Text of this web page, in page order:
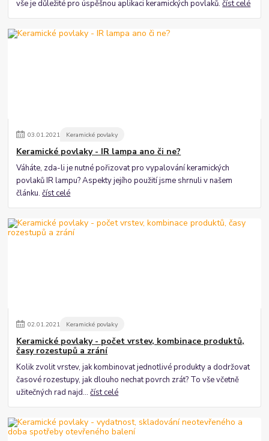
vše je důležité pro úspěšnou aplikaci keramických povlaků.číst celé
03.01.2021 Keramické povlaky
Keramické povlaky - IR lampa ano či ne?
Váháte, zda-li je nutné pořizovat pro vypalování keramických
povlaků IR lampu? Aspekty jejího použití jsme shrnuli v našem
článku.číst celé
02.01.2021 Keramické povlaky
Keramické povlaky - počet vrstev, kombinace produktů,
časy rozestupů a zrání
Kolik zvolit vrstev, jak kombinovat jednotlivé produkty a dodržovat
časové rozestupy, jak dlouho nechat povrch zrát? To vše včetně
užitečných rad najd...číst celé